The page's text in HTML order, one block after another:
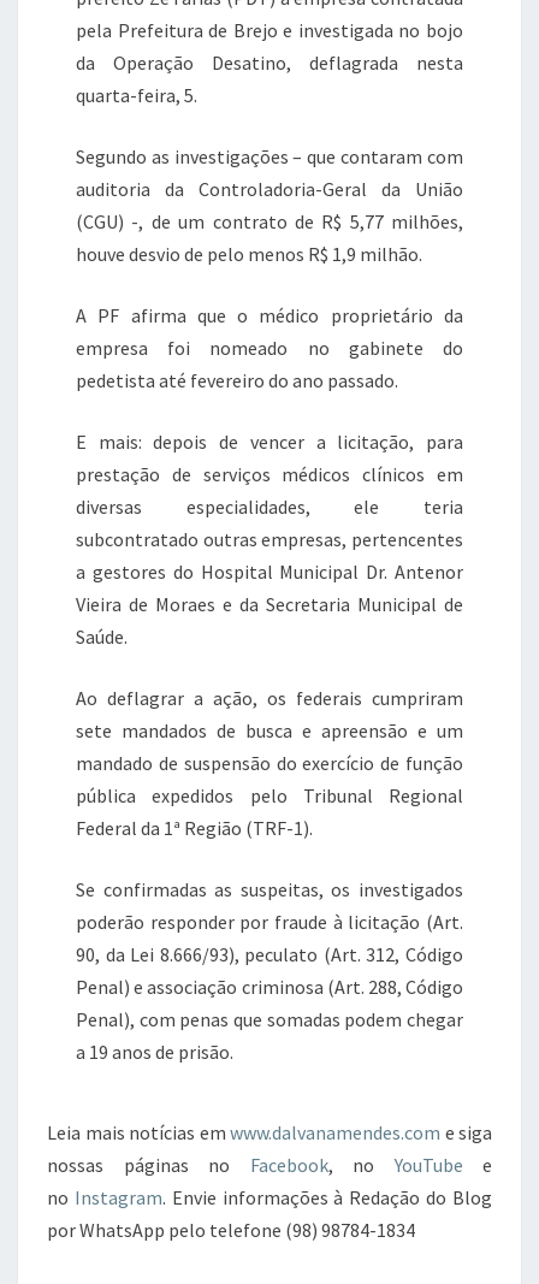
pela Prefeitura de Brejo e investigada no bojo
da Operação Desatino, deflagrada nesta
quarta-feira, 5.
Segundo as investigações – que contaram com
auditoria da Controladoria-Geral da União
(CGU) -, de um contrato de R$ 5,77 milhões,
houve desvio de pelo menos R$ 1,9 milhão.
A PF afirma que o médico proprietário da
empresa foi nomeado no gabinete do
pedetista até fevereiro do ano passado.
E mais: depois de vencer a licitação, para
prestação de serviços médicos clínicos em
diversas especialidades, ele teria
subcontratado outras empresas, pertencentes
a gestores do Hospital Municipal Dr. Antenor
Vieira de Moraes e da Secretaria Municipal de
Saúde.
Ao deflagrar a ação, os federais cumpriram
sete mandados de busca e apreensão e um
mandado de suspensão do exercício de função
pública expedidos pelo Tribunal Regional
Federal da 1ª Região (TRF-1).
Se confirmadas as suspeitas, os investigados
poderão responder por fraude à licitação (Art.
90, da Lei 8.666/93), peculato (Art. 312, Código
Penal) e associação criminosa (Art. 288, Código
Penal), com penas que somadas podem chegar
a 19 anos de prisão.
Leia mais notícias em www.dalvanamendes.com e siga
nossas páginas no Facebook, noYouTube e
no Instagram. Envie informações à Redação do Blog
por WhatsApp pelo telefone (98) 98784-1834